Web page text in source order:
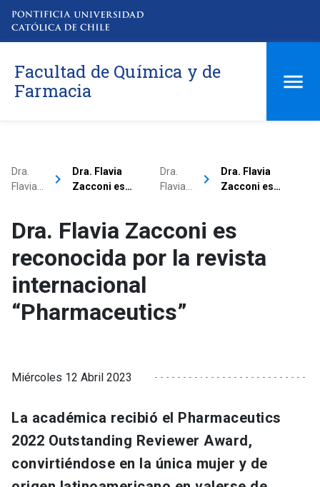
Facultad de Química y de
Farmacia
Dra.
Flavia…
keyboard_arrow_right
Dra. Flavia
Zacconi es…
Dra.
Flavia…
keyboard_arrow_right
Dra. Flavia
Zacconi es…
Dra. Flavia Zacconi es
reconocida por la revista
internacional
“Pharmaceutics”
Miércoles 12 Abril 2023
La académica recibió el Pharmaceutics
2022 Outstanding Reviewer Award,
convirtiéndose en la única mujer y de